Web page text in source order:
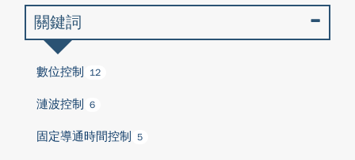
關鍵詞
數位控制 12
漣波控制 6
固定導通時間控制 5